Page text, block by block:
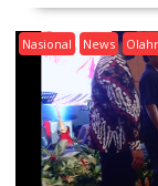
Nasional News